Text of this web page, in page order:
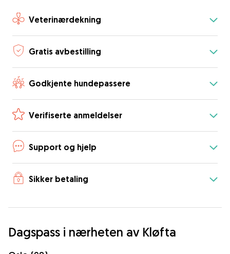
Veterinærdekning
Gratis avbestilling
Godkjente hundepassere
Verifiserte anmeldelser
Support og hjelp
Sikker betaling
Dagspass i nærheten av Kløfta